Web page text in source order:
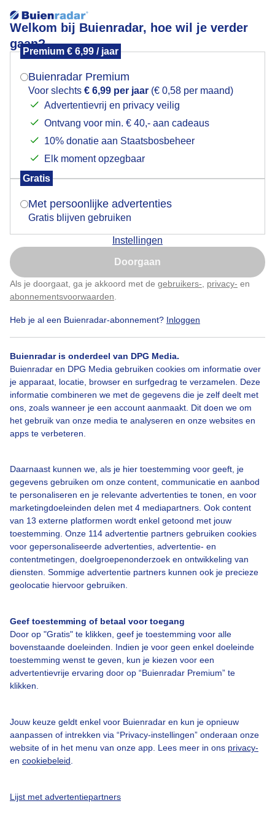
Welkom bij Buienradar, hoe wil je verder
gaan?
Premium € 6,99 / jaar
Buienradar Premium
Voor slechts € 6,99 per jaar (€ 0,58 per maand)
Advertentievrij en privacy veilig
Ontvang voor min. € 40,- aan cadeaus
10% donatie aan Staatsbosbeheer
Elk moment opzegbaar
Gratis
Met persoonlijke advertenties
Gratis blijven gebruiken
Instellingen
Doorgaan
Als je doorgaat, ga je akkoord met de gebruikers- privacy- en
abonnementsvoorwaarden
Heb je al een Buienradar-abonnement? Inloggen
Buienradar is onderdeel van DPG Media.
Buienradar en DPG Media gebruiken cookies om informatie over
je apparaat, locatie, browser en surfgedrag te verzamelen. Deze
informatie combineren we met de gegevens die je zelf deelt met
ons, zoals wanneer je een account aanmaakt. Dit doen we om
het gebruik van onze media te analyseren en onze websites en
apps te verbeteren.
Daarnaast kunnen we, als je hier toestemming voor geeft, je
gegevens gebruiken om onze content, communicatie en aanbod
te personaliseren en je relevante advertenties te tonen, en voor
marketingdoeleinden delen met 4 mediapartners. Ook content
van 13 externe platformen wordt enkel getoond met jouw
toestemming. Onze 114 advertentie partners gebruiken cookies
voor gepersonaliseerde advertenties, advertentie- en
contentmetingen, doelgroepenonderzoek en ontwikkeling van
diensten. Sommige advertentie partners kunnen ook je precieze
geolocatie hiervoor gebruiken.
Geef toestemming of betaal voor toegang
Door op "Gratis" te klikken, geef je toestemming voor alle
bovenstaande doeleinden. Indien je voor geen enkel doeleinde
toestemming wenst te geven, kun je kiezen voor een
advertentievrije ervaring door op “Buienradar Premium” te
klikken.
Jouw keuze geldt enkel voor Buienradar en kun je opnieuw
aanpassen of intrekken via “Privacy-instellingen” onderaan onze
website of in het menu van onze app. Lees meer in ons privacy-
en cookiebeleid
Lijst met advertentiepartners
gezinsuitbreiding
Door: werner de vliegere Gemaakt: 18-05-2026, 32x bekeken
Lente
Bekijk slideshow
Over Buienradar
Bedrijfsgegevens
Contact
Toegankelijkheid
Gebruikersvoorwaarden
Adverteren
Privacy beleid
Cookie beleid
Mogen we je locatie gebruiken voor het
Indien je hier nog geen akkoord op hebt gegeven,
verschijnt er zo een pop-up uit je browser waarin
Is goed, toon de popup
Nu niet, misschien later
Klik hierom dit aan te passen